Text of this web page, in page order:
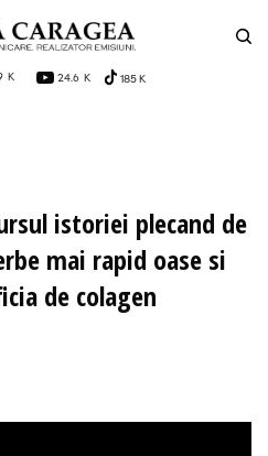
K 24.6 K 185 K
istoriei plecand de
mai rapid oase si
de colagen